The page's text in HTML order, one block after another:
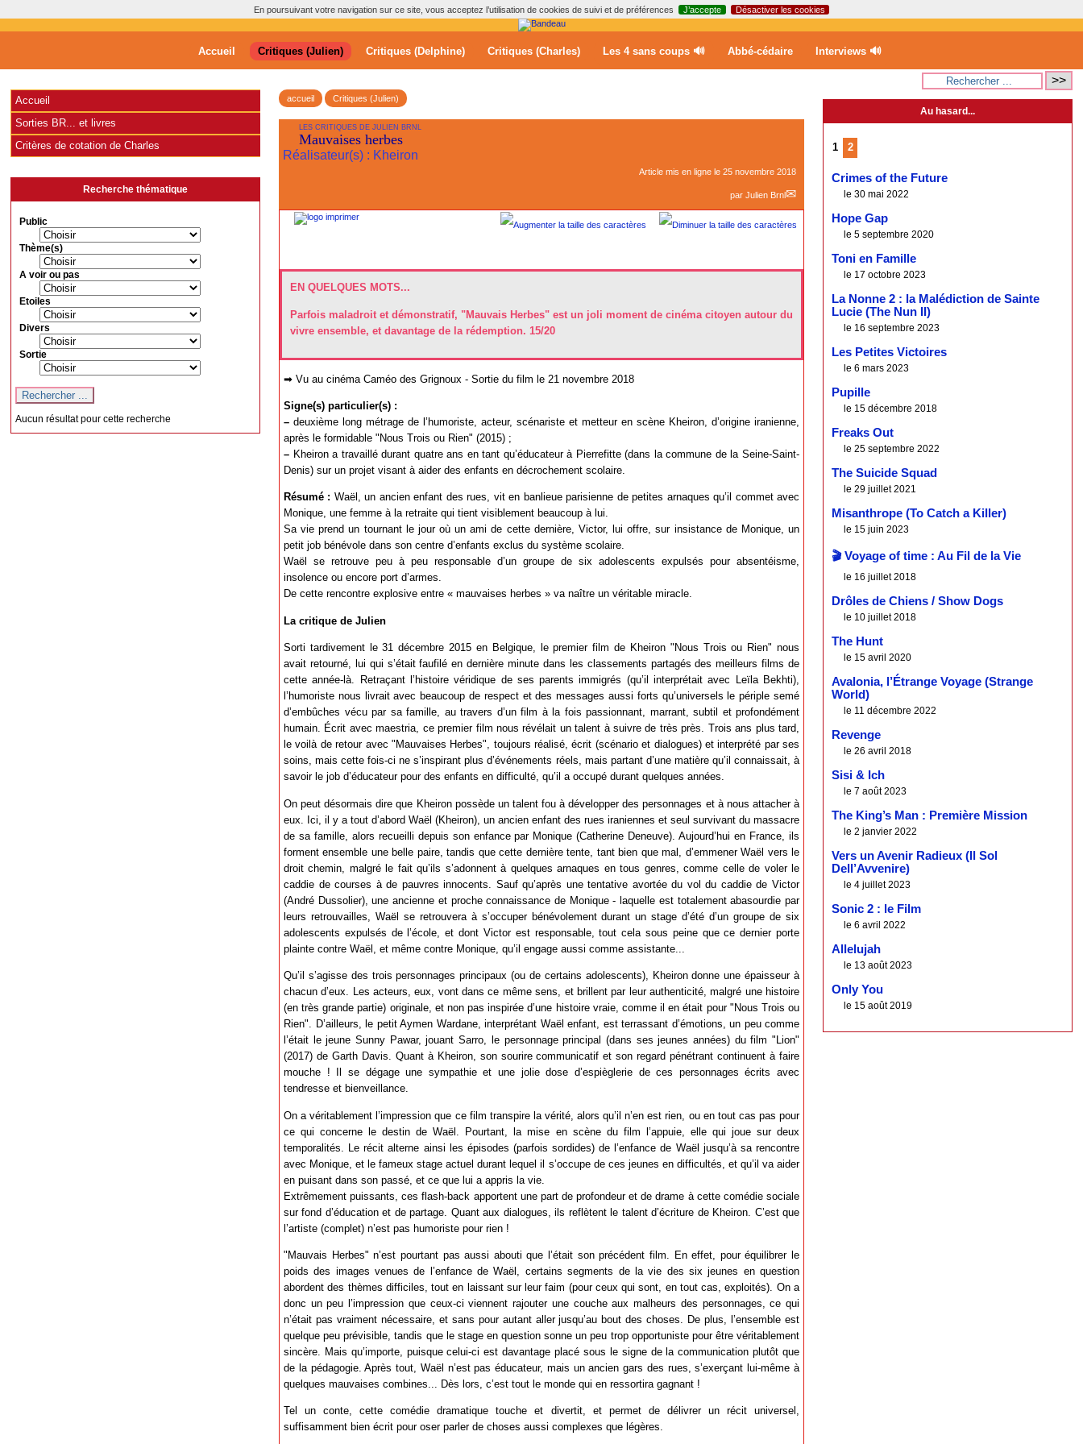
En poursuivant votre navigation sur ce site, vous acceptez l’utilisation de cookies de suivi et de préférences J’accepte Désactiver les cookies
Accueil Critiques (Julien) Critiques (Delphine) Critiques (Charles) Les 4 sans coups 🔊 Abbé-cédaire Interviews 🔊
accueil Critiques (Julien)
LES CRITIQUES DE JULIEN BRNL
Mauvaises herbes
Réalisateur(s) : Kheiron
Article mis en ligne le 25 novembre 2018
par Julien Brnl
EN QUELQUES MOTS...
Parfois maladroit et démonstratif, "Mauvais Herbes" est un joli moment de cinéma citoyen autour du
vivre ensemble, et davantage de la rédemption. 15/20
➡ Vu au cinéma Caméo des Grignoux - Sortie du film le 21 novembre 2018
Signe(s) particulier(s) :
– deuxième long métrage de l’humoriste, acteur, scénariste et metteur en scène Kheiron, d’origine iranienne,
après le formidable "Nous Trois ou Rien" (2015) ;
– Kheiron a travaillé durant quatre ans en tant qu’éducateur à Pierrefitte (dans la commune de la Seine-Saint-
Denis) sur un projet visant à aider des enfants en décrochement scolaire.
Résumé : Waël, un ancien enfant des rues, vit en banlieue parisienne de petites arnaques qu’il commet avec
Monique, une femme à la retraite qui tient visiblement beaucoup à lui.
Sa vie prend un tournant le jour où un ami de cette dernière, Victor, lui offre, sur insistance de Monique, un
petit job bénévole dans son centre d’enfants exclus du système scolaire.
Waël se retrouve peu à peu responsable d’un groupe de six adolescents expulsés pour absentéisme,
insolence ou encore port d’armes.
De cette rencontre explosive entre « mauvaises herbes » va naître un véritable miracle.
La critique de Julien
Sorti tardivement le 31 décembre 2015 en Belgique, le premier film de Kheiron "Nous Trois ou Rien" nous
avait retourné, lui qui s’était faufilé en dernière minute dans les classements partagés des meilleurs films de
cette année-là. Retraçant l’histoire véridique de ses parents immigrés (qu’il interprétait avec Leïla Bekhti),
l’humoriste nous livrait avec beaucoup de respect et des messages aussi forts qu’universels le périple semé
d’embûches vécu par sa famille, au travers d’un film à la fois passionnant, marrant, subtil et profondément
humain. Écrit avec maestria, ce premier film nous révélait un talent à suivre de très près. Trois ans plus tard,
le voilà de retour avec "Mauvaises Herbes", toujours réalisé, écrit (scénario et dialogues) et interprété par ses
soins, mais cette fois-ci ne s’inspirant plus d’événements réels, mais partant d’une matière qu’il connaissait, à
savoir le job d’éducateur pour des enfants en difficulté, qu’il a occupé durant quelques années.
On peut désormais dire que Kheiron possède un talent fou à développer des personnages et à nous attacher à
eux. Ici, il y a tout d’abord Waël (Kheiron), un ancien enfant des rues iraniennes et seul survivant du massacre
de sa famille, alors recueilli depuis son enfance par Monique (Catherine Deneuve). Aujourd’hui en France, ils
forment ensemble une belle paire, tandis que cette dernière tente, tant bien que mal, d’emmener Waël vers le
droit chemin, malgré le fait qu’ils s’adonnent à quelques arnaques en tous genres, comme celle de voler le
caddie de courses à de pauvres innocents. Sauf qu’après une tentative avortée du vol du caddie de Victor
(André Dussolier), une ancienne et proche connaissance de Monique - laquelle est totalement abasourdie par
leurs retrouvailles, Waël se retrouvera à s’occuper bénévolement durant un stage d’été d’un groupe de six
adolescents expulsés de l’école, et dont Victor est responsable, tout cela sous peine que ce dernier porte
plainte contre Waël, et même contre Monique, qu’il engage aussi comme assistante...
Qu’il s’agisse des trois personnages principaux (ou de certains adolescents), Kheiron donne une épaisseur à
chacun d’eux. Les acteurs, eux, vont dans ce même sens, et brillent par leur authenticité, malgré une histoire
(en très grande partie) originale, et non pas inspirée d’une histoire vraie, comme il en était pour "Nous Trois ou
Rien". D’ailleurs, le petit Aymen Wardane, interprétant Waël enfant, est terrassant d’émotions, un peu comme
l’était le jeune Sunny Pawar, jouant Sarro, le personnage principal (dans ses jeunes années) du film "Lion"
(2017) de Garth Davis. Quant à Kheiron, son sourire communicatif et son regard pénétrant continuent à faire
mouche ! Il se dégage une sympathie et une jolie dose d’espièglerie de ces personnages écrits avec
tendresse et bienveillance.
On a véritablement l’impression que ce film transpire la vérité, alors qu’il n’en est rien, ou en tout cas pas pour
ce qui concerne le destin de Waël. Pourtant, la mise en scène du film l’appuie, elle qui joue sur deux
temporalités. Le récit alterne ainsi les épisodes (parfois sordides) de l’enfance de Waël jusqu’à sa rencontre
avec Monique, et le fameux stage actuel durant lequel il s’occupe de ces jeunes en difficultés, et qu’il va aider
en puisant dans son passé, et ce que lui a appris la vie.
Extrêmement puissants, ces flash-back apportent une part de profondeur et de drame à cette comédie sociale
sur fond d’éducation et de partage. Quant aux dialogues, ils reflètent le talent d’écriture de Kheiron. C’est que
l’artiste (complet) n’est pas humoriste pour rien !
"Mauvais Herbes" n’est pourtant pas aussi abouti que l’était son précédent film. En effet, pour équilibrer le
poids des images venues de l’enfance de Waël, certains segments de la vie des six jeunes en question
abordent des thèmes difficiles, tout en laissant sur leur faim (pour ceux qui sont, en tout cas, exploités). On a
donc un peu l’impression que ceux-ci viennent rajouter une couche aux malheurs des personnages, ce qui
n’était pas vraiment nécessaire, et sans pour autant aller jusqu’au bout des choses. De plus, l’ensemble est
quelque peu prévisible, tandis que le stage en question sonne un peu trop opportuniste pour être véritablement
sincère. Mais qu’importe, puisque celui-ci est davantage placé sous le signe de la communication plutôt que
de la pédagogie. Après tout, Waël n’est pas éducateur, mais un ancien gars des rues, s’exerçant lui-même à
quelques mauvaises combines... Dès lors, c’est tout le monde qui en ressortira gagnant !
Tel un conte, cette comédie dramatique touche et divertit, et permet de délivrer un récit universel,
suffisamment bien écrit pour oser parler de choses aussi complexes que légères.
Accueil
Sorties BR... et livres
Critères de cotation de Charles
Recherche thématique
Public
Thème(s)
A voir ou pas
Etoiles
Divers
Sortie
Aucun résultat pour cette recherche
Au hasard...
1 2
Crimes of the Future
le 30 mai 2022
Hope Gap
le 5 septembre 2020
Toni en Famille
le 17 octobre 2023
La Nonne 2 : la Malédiction de Sainte
Lucie (The Nun II)
le 16 septembre 2023
Les Petites Victoires
le 6 mars 2023
Pupille
le 15 décembre 2018
Freaks Out
le 25 septembre 2022
The Suicide Squad
le 29 juillet 2021
Misanthrope (To Catch a Killer)
le 15 juin 2023
🎬 Voyage of time : Au Fil de la Vie
le 16 juillet 2018
Drôles de Chiens / Show Dogs
le 10 juillet 2018
The Hunt
le 15 avril 2020
Avalonia, l’Étrange Voyage (Strange
World)
le 11 décembre 2022
Revenge
le 26 avril 2018
Sisi & Ich
le 7 août 2023
The King’s Man : Première Mission
le 2 janvier 2022
Vers un Avenir Radieux (Il Sol
Dell’Avvenire)
le 4 juillet 2023
Sonic 2 : le Film
le 6 avril 2022
Allelujah
le 13 août 2023
Only You
le 15 août 2019